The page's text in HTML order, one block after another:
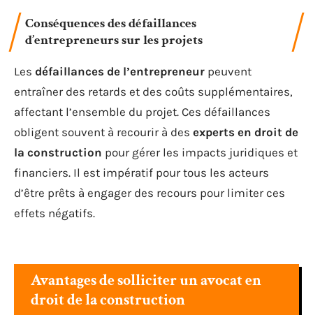
Conséquences des défaillances
d’entrepreneurs sur les projets
Les défaillances de l’entrepreneur peuvent
entraîner des retards et des coûts supplémentaires,
affectant l’ensemble du projet. Ces défaillances
obligent souvent à recourir à des experts en droit de
la construction pour gérer les impacts juridiques et
financiers. Il est impératif pour tous les acteurs
d’être prêts à engager des recours pour limiter ces
effets négatifs.
Avantages de solliciter un avocat en
droit de la construction